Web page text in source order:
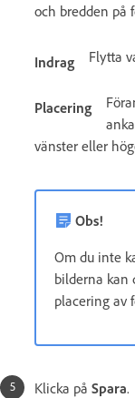
och bredden på
Indrag Flytta
Placering
vänster eller
Obs!
Om du inte
bilderna kan
placering av
Klicka på Spara.